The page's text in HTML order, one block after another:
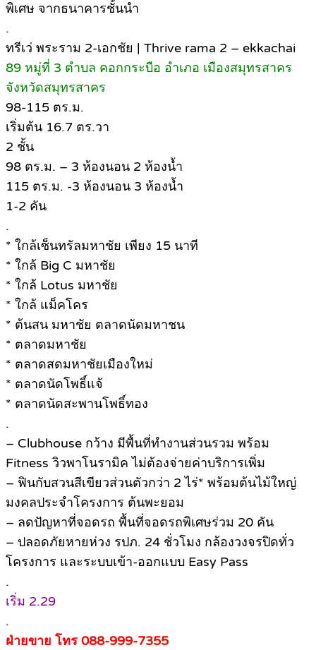
พิเศษ จากธนาคารชั้นนำ
.
ทรีเว่ พระราม 2-เอกชัย | Thrive rama 2 – ekkachai
89 หมู่ที่ 3 ตำบล คอกกระบือ อำเภอ เมืองสมุทรสาคร
จังหวัดสมุทรสาคร
98-115 ตร.ม.
เริ่มต้น 16.7 ตร.วา
2 ชั้น
98 ตร.ม. – 3 ห้องนอน 2 ห้องน้ำ
115 ตร.ม. -3 ห้องนอน 3 ห้องน้ำ
1-2 คัน
.
* ใกล้เซ็นทรัลมหาชัย เพียง 15 นาที
* ใกล้ Big C มหาชัย
* ใกล้ Lotus มหาชัย
* ใกล้ แม็คโคร
* ต้นสน มหาชัย ตลาดนัดมหาชน
* ตลาดมหาชัย
* ตลาดสดมหาชัยเมืองใหม่
* ตลาดนัดโพธิ์แจ้
* ตลาดนัดสะพานโพธิ์ทอง
.
– Clubhouse กว้าง มีพื้นที่ทำงานส่วนรวม พร้อม
Fitness วิวพาโนรามิค ไม่ต้องจ่ายค่าบริการเพิ่ม
– ฟินกับสวนสีเขียวส่วนตัวกว่า 2 ไร่* พร้อมต้นไม้ใหญ่
มงคลประจำโครงการ ต้นพะยอม
– ลดปัญหาที่จอดรถ พื้นที่จอดรถพิเศษร่วม 20 คัน
– ปลอดภัยหายห่วง รปภ. 24 ชั่วโมง กล้องวงจรปิดทั่ว
โครงการ และระบบเข้า-ออกแบบ Easy Pass
.
เริ่ม 2.29
.
ฝ่ายขาย โทร 088-999-7355